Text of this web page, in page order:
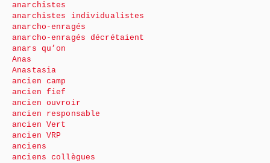
anarchistes
anarchistes individualistes
anarcho-enragés
anarcho-enragés décrétaient
anars qu’on
Anas
Anastasia
ancien camp
ancien fief
ancien ouvroir
ancien responsable
ancien Vert
ancien VRP
anciens
anciens collègues